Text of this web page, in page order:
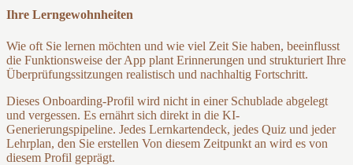
Ihre Lerngewohnheiten
Wie oft Sie lernen möchten und wie viel Zeit Sie haben, beeinflusst
die Funktionsweise der App plant Erinnerungen und strukturiert Ihre
Überprüfungssitzungen realistisch und nachhaltig Fortschritt.
Dieses Onboarding-Profil wird nicht in einer Schublade abgelegt
und vergessen. Es ernährt sich direkt in die KI-
Generierungspipeline. Jedes Lernkartendeck, jedes Quiz und jeder
Lehrplan, den Sie erstellen Von diesem Zeitpunkt an wird es von
diesem Profil geprägt.